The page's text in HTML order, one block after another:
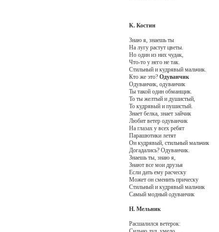
К. Костин
Знаю я, знаешь ты
На лугу растут цветы.
Но один из них чудак,
Что-то у него не так.
Стильный и кудрявый мальчик.
Кто же это? Одуванчик
Одуванчик, одуванчик
Ты такой один обманщик.
То ты желтый и душистый,
То кудрявый и пушистый.
Знает белка, знает зайчик
Любит ветер одуванчик
На глазах у всех ребят
Парашютики летят
Он кудрявый, стильный мальчик
Догадались? Одуванчик.
Знаешь ты, знаю я,
Знают все мои друзья
Если дать ему расческу
Может он сменить прическу
Стильный и кудрявый мальчик
Самый модный одуванчик
Н. Мельник
Расшалился ветерок: